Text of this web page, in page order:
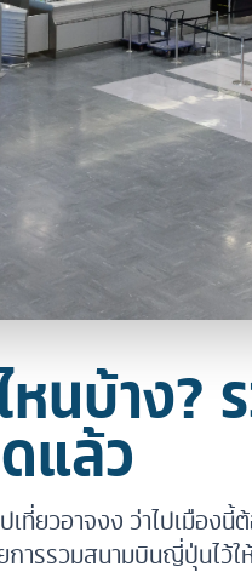
บ้าง? ร
แล้ว
ยวอาจงง ว่าไปเมืองนี้
การรวมสนามบินญี่ปุ่นไว้